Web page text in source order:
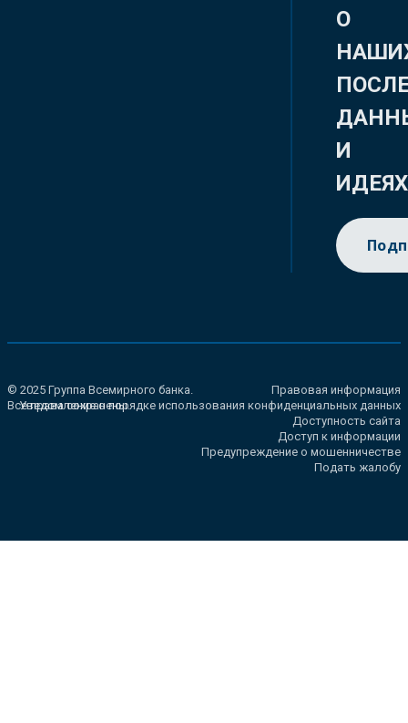
О
И
ИДЕЯХ
© 2025 Группа Всемирного банка.
Все права сохранены.
Правовая информация
Уведомление о порядке использования конфиденциальных данных
Доступность сайта
Доступ к информации
Предупреждение о мошенничестве
Подать жалобу